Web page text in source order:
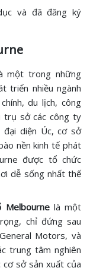
và đã đăng ký
một trong những
triển nhiều ngành
du lịch, công
trụ sở các công ty
đại diện Úc, cơ sở
nền kinh tế phát
được tổ chức
dễ sống nhất thế
Melbournelà một
chỉ đứng sau
Motors, và
trung tâm nghiên
sở sản xuất của